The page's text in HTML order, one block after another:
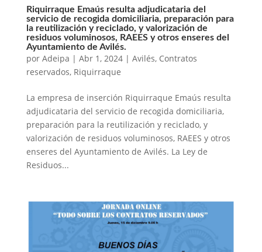
Riquirraque Emaús resulta adjudicataria del
servicio de recogida domiciliaria, preparación para
la reutilización y reciclado, y valorización de
residuos voluminosos, RAEES y otros enseres del
Ayuntamiento de Avilés.
por Adeipa | Abr 1, 2024| Avilés, Contratos
reservados, Riquirraque
La empresa de inserción Riquirraque Emaús resulta
adjudicataria del servicio de recogida domiciliaria,
preparación para la reutilización y reciclado, y
valorización de residuos voluminosos, RAEES y otros
enseres del Ayuntamiento de Avilés. La Ley de
Residuos...